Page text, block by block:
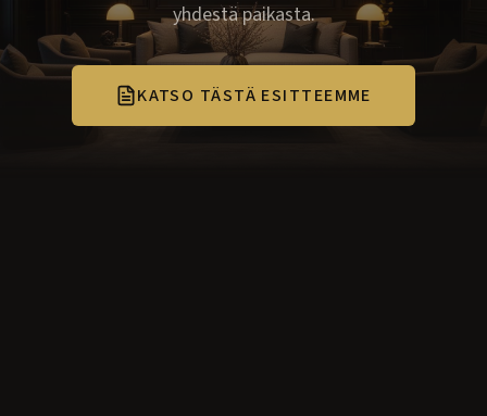
yhdestä paikasta.
KATSO TÄSTÄ ESITTEEMME